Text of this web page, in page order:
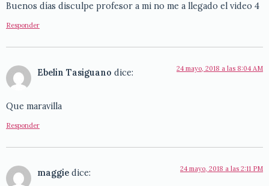
Buenos días disculpe profesor a mi no me a llegado el video 4
Responder
Ebelin Tasiguano dice: 24 mayo, 2018 a las 8:04 AM
Que maravilla
Responder
maggie dice: 24 mayo, 2018 a las 2:11 PM